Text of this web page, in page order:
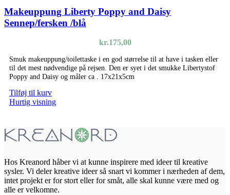
Makeuppung Liberty Poppy and Daisy
Sennep/fersken /blå
kr.175,00
Smuk makeuppung/toilettaske i en god størrelse til at have i tasken eller
til det mest nødvendige på rejsen. Den er syet i det smukke Libertystof
Poppy and Daisy og måler ca . 17x21x5cm
Tilføj til kurv
Hurtig visning
Hos Kreanord håber vi at kunne inspirere med ideer til kreative
sysler. Vi deler kreative ideer så snart vi kommer i nærheden af dem,
intet projekt er for stort eller for småt, alle skal kunne være med og
alle er velkomne.